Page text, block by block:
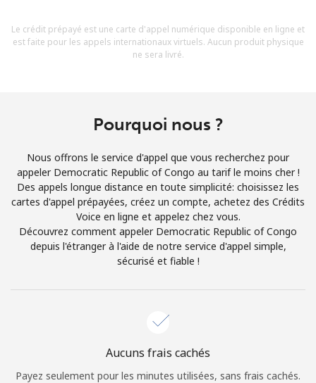
S'inscrire
Bonjour!
Identifiez-vous ouINSCRIVEZ-VOUS →
Login
ou
Le crédit prépayé est une carte d'appel numérique disponible en ligne et
est faite pour les appels internationaux virtuels. Aucun produit physique
ne sera livré.
Pourquoi nous ?
Nous offrons le service d'appel que vous recherchez pour
appeler Democratic Republic of Congo au tarif le moins cher !
Des appels longue distance en toute simplicité: choisissez les
cartes d'appel prépayées, créez un compte, achetez des Crédits
Voice en ligne et appelez chez vous.
Découvrez comment appeler Democratic Republic of Congo
depuis l'étranger à l'aide de notre service d'appel simple,
sécurisé et fiable !
Aucuns frais cachés
Payez seulement pour les minutes utilisées, sans frais cachés.